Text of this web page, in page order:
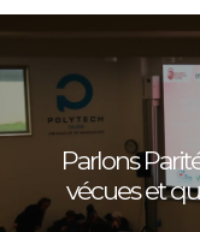
Parlons
vécues et